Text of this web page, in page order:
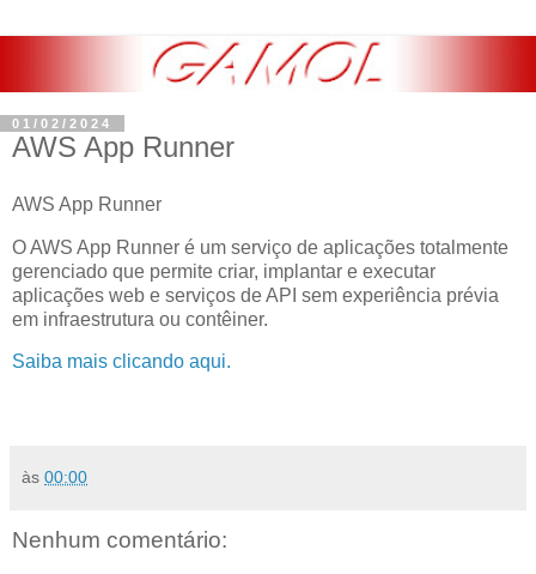
01/02/2024
AWS App Runner
AWS App Runner
O AWS App Runner é um serviço de aplicações totalmente
gerenciado que permite criar, implantar e executar
aplicações web e serviços de API sem experiência prévia
em infraestrutura ou contêiner.
Saiba mais clicando aqui.
às 00:00
Nenhum comentário: